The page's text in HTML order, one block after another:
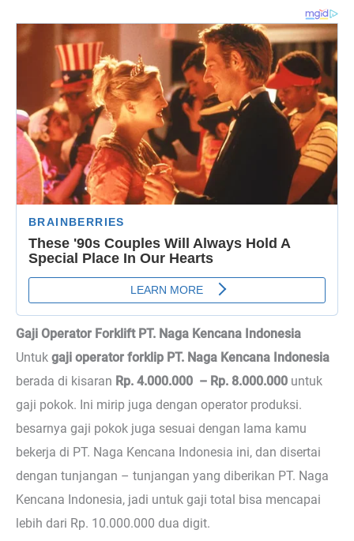
Gaji Operator Forklift PT. Naga Kencana Indonesia
Untuk gaji operator forklip PT. Naga Kencana Indonesia
berada di kisaran Rp. 4.000.000 – Rp. 8.000.000 untuk
gaji pokok. Ini mirip juga dengan operator produksi.
besarnya gaji pokok juga sesuai dengan lama kamu
bekerja di PT. Naga Kencana Indonesia ini, dan disertai
dengan tunjangan – tunjangan yang diberikan PT. Naga
Kencana Indonesia, jadi untuk gaji total bisa mencapai
lebih dari Rp. 10.000.000 dua digit.